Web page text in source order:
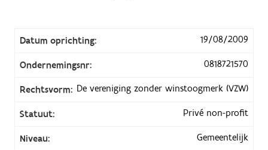
Datum oprichting: 19/08/2009
Ondernemingsnr: 0818721570
Rechtsvorm: De vereniging zonder winstoogmerk (VZW)
Statuut: Privé non-profit
Niveau: Gemeentelijk